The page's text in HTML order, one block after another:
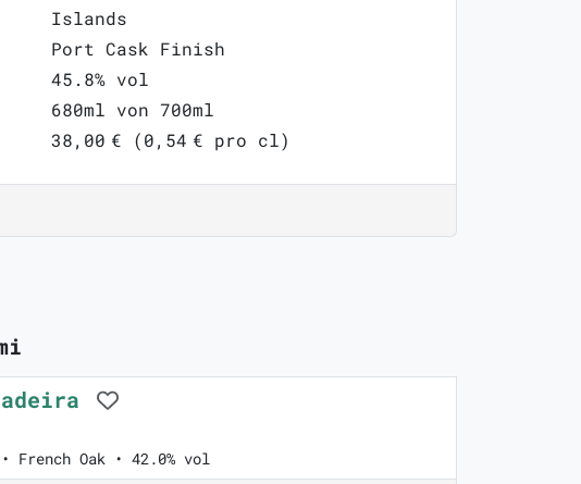
Islands
Port Cask Finish
45.8% vol
680ml von 700ml
38,00 € (0,54 € pro cl)
French Oak • 42.0% vol